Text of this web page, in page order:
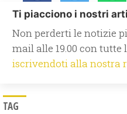
Ti piacciono i nostri
Non perderti le notizie
mail alle 19.00 con
iscrivendoti alla nostra
TAG